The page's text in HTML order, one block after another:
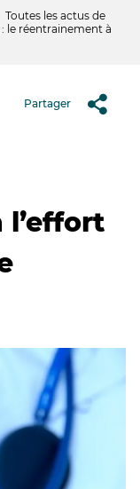
Toutes les actus de
le réentrainement à
Partager